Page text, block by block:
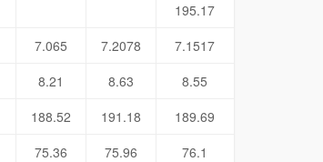
195.17
7.065 7.2078
7.1517
8.21 8.63
8.55
188.52 191.18
189.69
75.36 75.96
76.1